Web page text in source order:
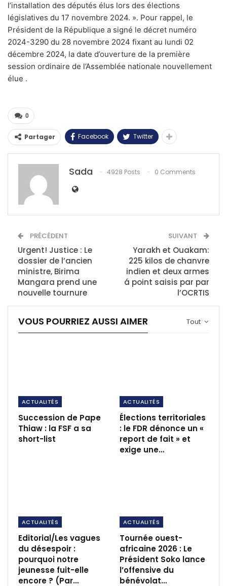
l’installation des députés élus lors des élections
législatives du 17 novembre 2024. ». Pour rappel, le
Président de la République a signé le décret numéro
2024-3290 du 28 novembre 2024 fixant au lundi 02
décembre 2024, la date d’ouverture de la première
session ordinaire de l’Assemblée nationale nouvellement
élue .
0
Partager Facebook Twitter
Sada 4928 Posts 0 Comments
PRÉCÉDENT
Urgent! Justice : Le
dossier de l’ancien
ministre, Birima
Mangara prend une
nouvelle tournure
SUIVANT
Yarakh et Ouakam:
225 kilos de chanvre
indien et deux armes
á point saisis par par
l’OCRTIS
Tout
VOUS POURRIEZ AUSSI AIMER
ACTUALITÉS
Succession de Pape
Thiaw : la FSF a sa
short-list
ACTUALITÉS
Élections territoriales
: le FDR dénonce un «
report de fait » et
exige une…
ACTUALITÉS
Editorial/Les vagues
du désespoir :
pourquoi notre
jeunesse fuit-elle
encore ? (Par…
ACTUALITÉS
Tournée ouest-
africaine 2026 : Le
Président Soko lance
l’offensive du
bénévolat…